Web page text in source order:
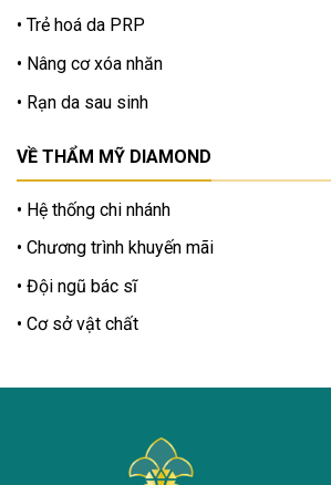
Trẻ hoá da PRP
Nâng cơ xóa nhăn
Rạn da sau sinh
VỀ THẨM MỸ DIAMOND
Hệ thống chi nhánh
Chương trình khuyến mãi
Đội ngũ bác sĩ
Cơ sở vật chất